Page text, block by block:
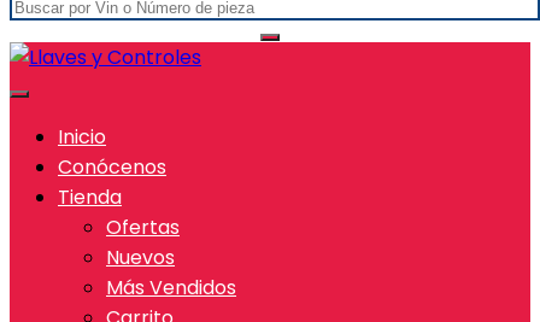
Inicio
Conócenos
Tienda
Ofertas
Nuevos
Más Vendidos